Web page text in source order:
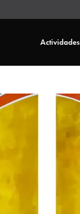
Actividades